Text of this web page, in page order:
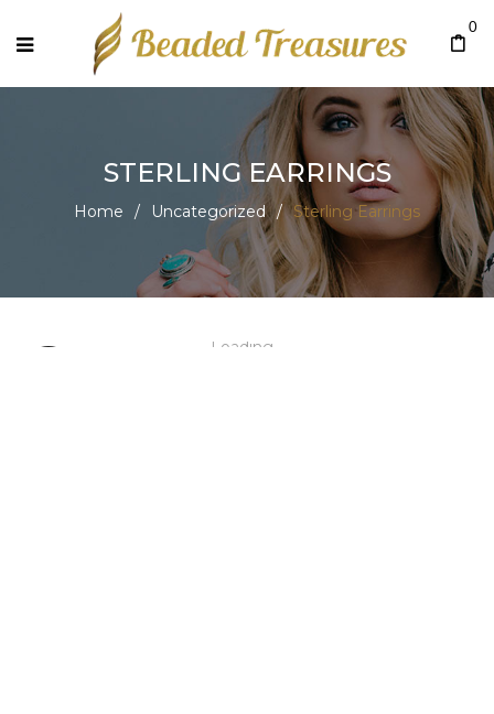
0
STERLING EARRINGS
Home / Uncategorized / Sterling Earrings
Loading...